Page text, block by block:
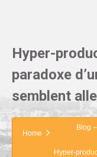
Hyper-
paradoxe
semblent
Home
Blog
Hyper-